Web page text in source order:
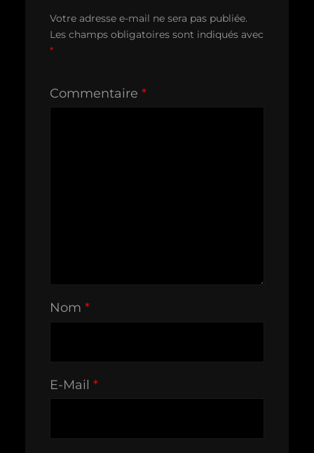
Votre adresse e-mail ne sera pas publiée.
Les champs obligatoires sont indiqués avec
*
Commentaire *
Nom *
E-Mail *